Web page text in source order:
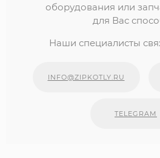
оборудования или
для Вас
Наши специалисты
INFO@ZIPKOTLY.RU
TELEGRAM